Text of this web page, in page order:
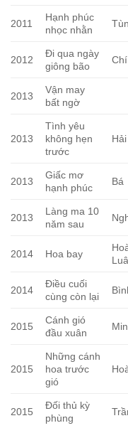
2011
Hạnh phúc
nhọc nhằn
2012
Đi qua ngày
giông bão
Chí
2013
Vận may
bất ngờ
2013
Tình yêu
không hẹn
trước
Hải
2013
Giấc mơ
hạnh phúc
Bá
2013
Làng ma 10
năm sau
2014 Hoa bay
2014
Điều cuối
cùng còn lại
2015
Cánh gió
đầu xuân
2015
Những cánh
hoa trước
gió
2015
Đối thủ kỳ
phùng